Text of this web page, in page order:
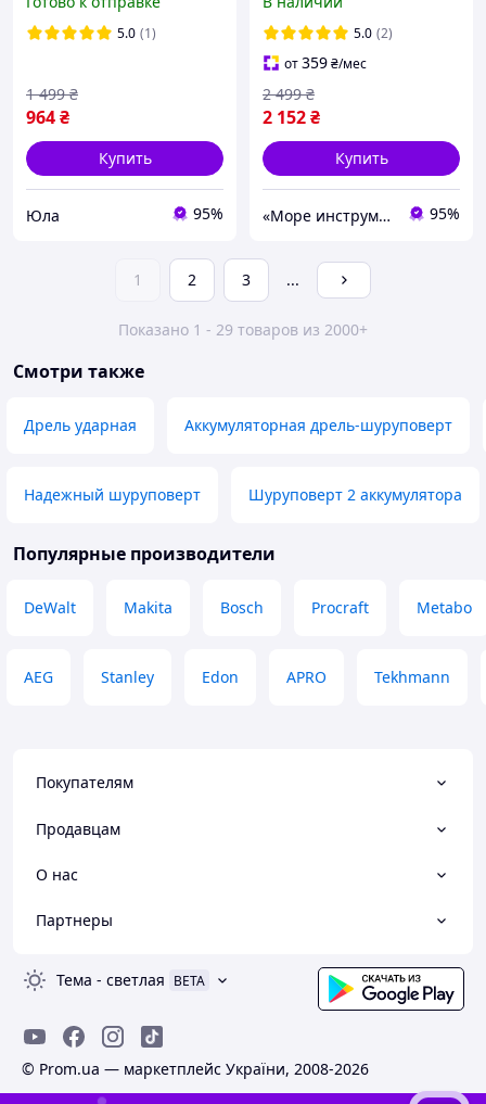
Intertool YLP WT-0115
5.0 (1)
964₴
1 499 ₴
Купить
Юла 95%
STP WT-9360 (Без АКБ и
ЗУ, 20 В, 60 Нм, 2 скорости
)
5.0 (2)
от359₴/мес
2 152₴
2 499 ₴
Купить
«Море инструментов» 95%
1 2 3 ...
Показано 1 - 29 товаров из 2000+
Смотри также
Дрель ударная Аккумуляторная дрель-шуруповерт
Надежный шуруповерт Шуруповерт 2 аккумулятора
Популярные производители
DeWalt Makita Bosch Procraft Metabo
AEG Stanley Edon APRO Tekhmann
Покупателям
Продавцам
О нас
Партнеры
Тема - светлая BETA
© Prom.ua — маркетплейс України, 2008-2026